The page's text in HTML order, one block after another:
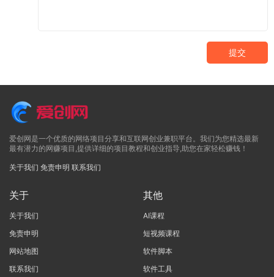
提交
爱创网是一个优质的网络项目分享和互联网创业兼职平台。我们为您精选最新
最有潜力的网赚项目,提供详细的项目教程和创业指导,助您在家轻松赚钱！
关于我们 免责申明 联系我们
关于
关于我们
免责申明
网站地图
联系我们
其他
AI课程
短视频课程
软件脚本
软件工具